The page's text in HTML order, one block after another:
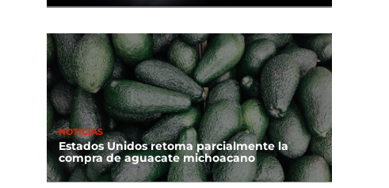
NOTICIAS
Estados Unidos retoma parcialmente la
compra de aguacate michoacano